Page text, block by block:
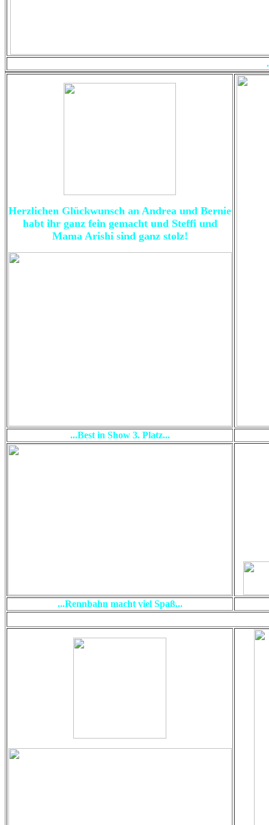
Herzlichen Glückwunsch an Andrea und Bernie
habt ihr ganz fein gemacht und Steffi und
Mama Arishi sind ganz stolz!
...Best in Show 3. Platz...
...Rennbahn macht viel Spaß...